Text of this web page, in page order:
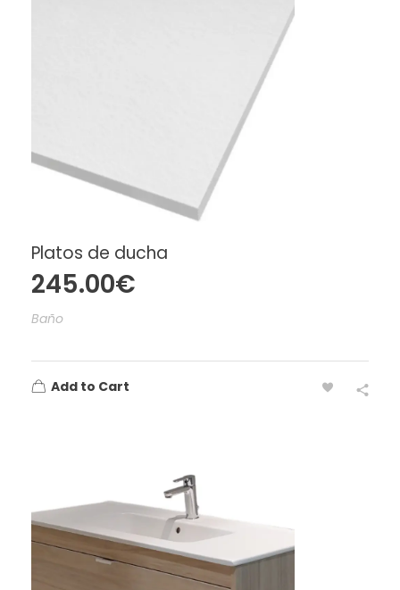
Platos de ducha
245.00€
Baño
Add to Cart